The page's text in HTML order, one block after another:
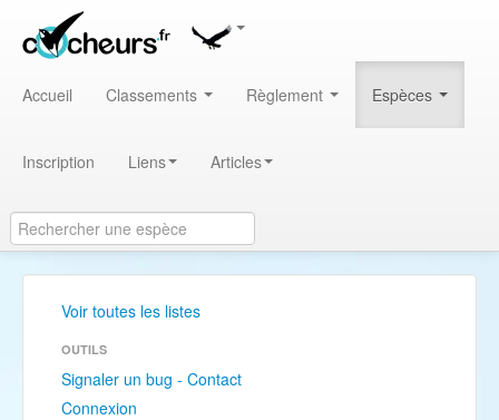
Accueil Classements Règlement Espèces
Inscription Liens Articles
Voir toutes les listes
OUTILS
Signaler un bug - Contact
Connexion